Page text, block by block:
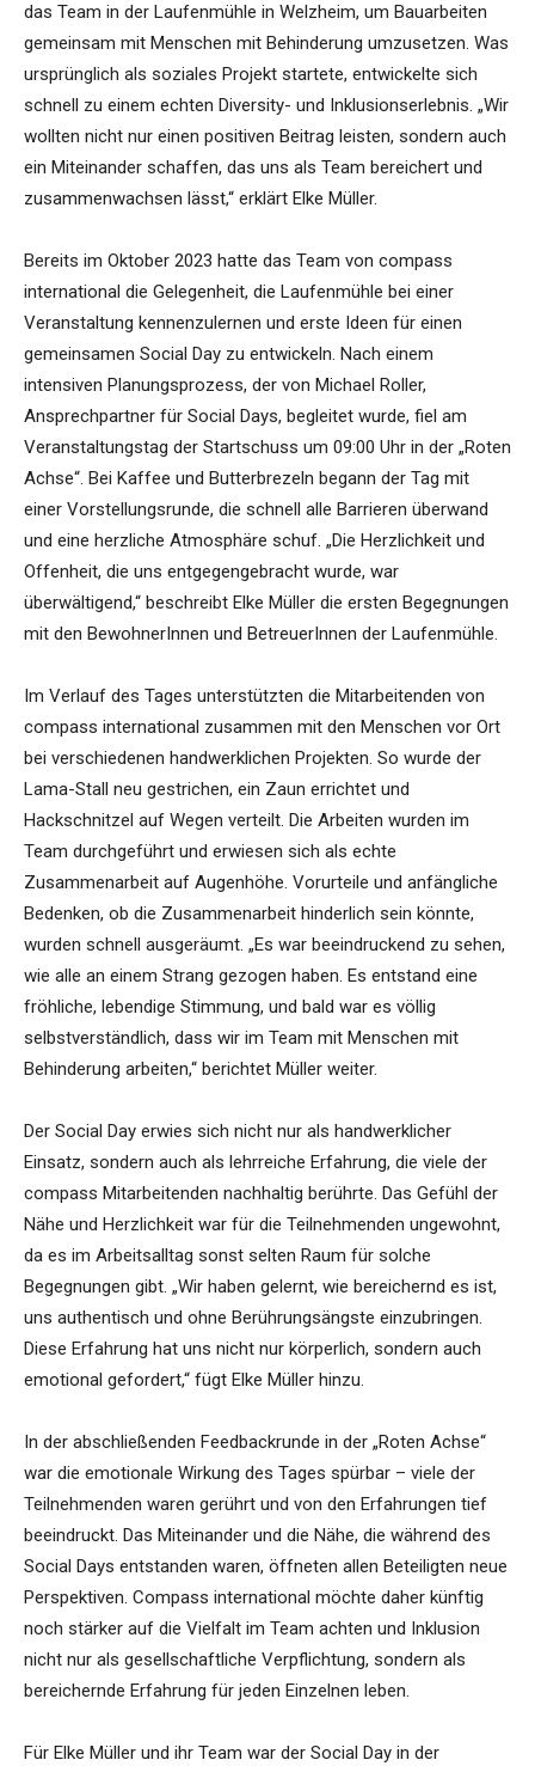
das Team in der Laufenmühle in Welzheim, um Bauarbeiten
gemeinsam mit Menschen mit Behinderung umzusetzen. Was
ursprünglich als soziales Projekt startete, entwickelte sich
schnell zu einem echten Diversity- und Inklusionserlebnis. „Wir
wollten nicht nur einen positiven Beitrag leisten, sondern auch
ein Miteinander schaffen, das uns als Team bereichert und
zusammenwachsen lässt,“ erklärt Elke Müller.
Bereits im Oktober 2023 hatte das Team von compass
international die Gelegenheit, die Laufenmühle bei einer
Veranstaltung kennenzulernen und erste Ideen für einen
gemeinsamen Social Day zu entwickeln. Nach einem
intensiven Planungsprozess, der von Michael Roller,
Ansprechpartner für Social Days, begleitet wurde, fiel am
Veranstaltungstag der Startschuss um 09:00 Uhr in der „Roten
Achse“. Bei Kaffee und Butterbrezeln begann der Tag mit
einer Vorstellungsrunde, die schnell alle Barrieren überwand
und eine herzliche Atmosphäre schuf. „Die Herzlichkeit und
Offenheit, die uns entgegengebracht wurde, war
überwältigend,“ beschreibt Elke Müller die ersten Begegnungen
mit den BewohnerInnen und BetreuerInnen der Laufenmühle.
Im Verlauf des Tages unterstützten die Mitarbeitenden von
compass international zusammen mit den Menschen vor Ort
bei verschiedenen handwerklichen Projekten. So wurde der
Lama-Stall neu gestrichen, ein Zaun errichtet und
Hackschnitzel auf Wegen verteilt. Die Arbeiten wurden im
Team durchgeführt und erwiesen sich als echte
Zusammenarbeit auf Augenhöhe. Vorurteile und anfängliche
Bedenken, ob die Zusammenarbeit hinderlich sein könnte,
wurden schnell ausgeräumt. „Es war beeindruckend zu sehen,
wie alle an einem Strang gezogen haben. Es entstand eine
fröhliche, lebendige Stimmung, und bald war es völlig
selbstverständlich, dass wir im Team mit Menschen mit
Behinderung arbeiten,“ berichtet Müller weiter.
Der Social Day erwies sich nicht nur als handwerklicher
Einsatz, sondern auch als lehrreiche Erfahrung, die viele der
compass Mitarbeitenden nachhaltig berührte. Das Gefühl der
Nähe und Herzlichkeit war für die Teilnehmenden ungewohnt,
da es im Arbeitsalltag sonst selten Raum für solche
Begegnungen gibt. „Wir haben gelernt, wie bereichernd es ist,
uns authentisch und ohne Berührungsängste einzubringen.
Diese Erfahrung hat uns nicht nur körperlich, sondern auch
emotional gefordert,“ fügt Elke Müller hinzu.
In der abschließenden Feedbackrunde in der „Roten Achse“
war die emotionale Wirkung des Tages spürbar – viele der
Teilnehmenden waren gerührt und von den Erfahrungen tief
beeindruckt. Das Miteinander und die Nähe, die während des
Social Days entstanden waren, öffneten allen Beteiligten neue
Perspektiven. Compass international möchte daher künftig
noch stärker auf die Vielfalt im Team achten und Inklusion
nicht nur als gesellschaftliche Verpflichtung, sondern als
bereichernde Erfahrung für jeden Einzelnen leben.
Für Elke Müller und ihr Team war der Social Day in der